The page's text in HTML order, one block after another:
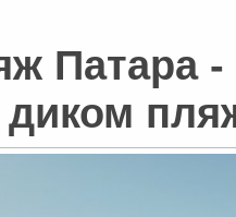
Патара -
диком